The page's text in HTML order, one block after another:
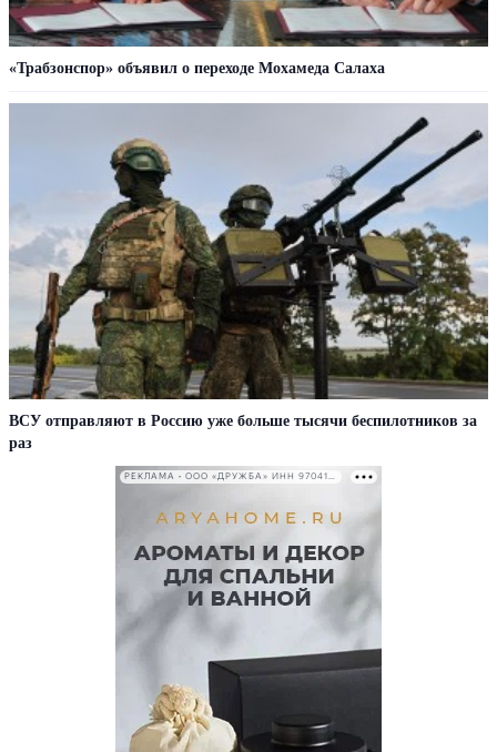
«Трабзонспор» объявил о переходе Мохамеда Салаха
ВСУ отправляют в Россию уже больше тысячи беспилотников за
раз
РЕКЛАМА • ООО «ДРУЖБА» ИНН 9704146411